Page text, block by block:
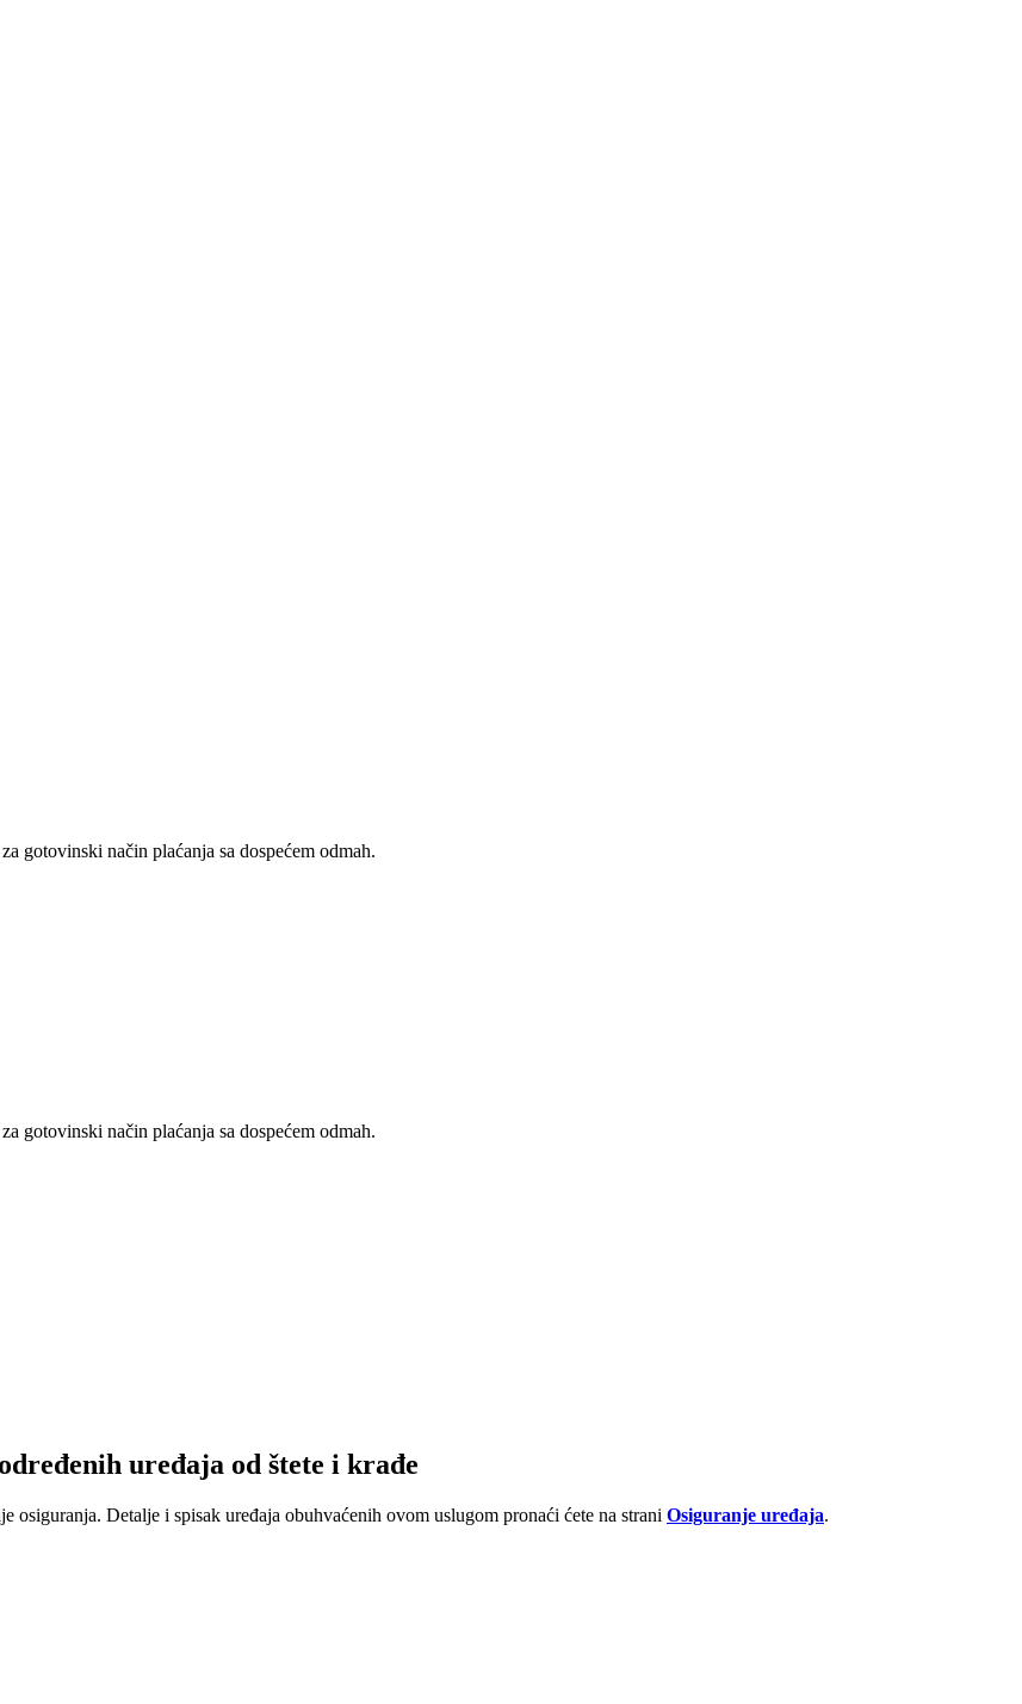
gotovinski način plaćanja sa dospećem odmah.
gotovinski način plaćanja sa dospećem odmah.
uređaja od štete i krađe
osiguranja. Detalje i spisak uređaja obuhvaćenih ovom uslugom pronaći ćete na strani Osiguranje uređaja.